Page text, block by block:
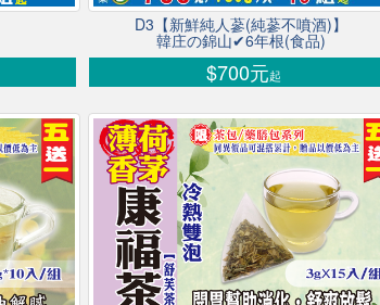
D3【新鮮純人蔘(純蔘不噴酒)】
韓庄の錦山✔6年根(食品)
$700元起